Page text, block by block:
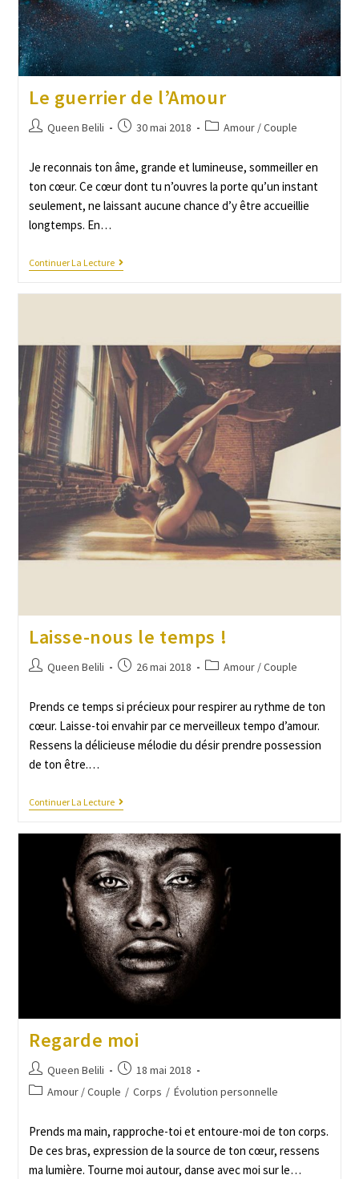
Le guerrier de l’Amour
Queen Belili 30 mai 2018 Amour / Couple
Je reconnais ton âme, grande et lumineuse, sommeiller en
ton cœur. Ce cœur dont tu n’ouvres la porte qu’un instant
seulement, ne laissant aucune chance d’y être accueillie
longtemps. En…
Continuer La Lecture
Laisse-nous le temps !
Queen Belili 26 mai 2018 Amour / Couple
Prends ce temps si précieux pour respirer au rythme de ton
cœur. Laisse-toi envahir par ce merveilleux tempo d’amour.
Ressens la délicieuse mélodie du désir prendre possession
de ton être.…
Continuer La Lecture
Regarde moi
Queen Belili
18 mai 2018
Amour / Couple / Corps / Évolution personnelle
Prends ma main, rapproche-toi et entoure-moi de ton corps.
De ces bras, expression de la source de ton cœur, ressens
ma lumière. Tourne moi autour, danse avec moi sur le…